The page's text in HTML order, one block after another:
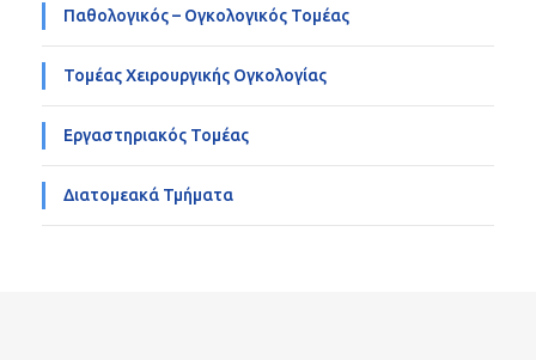
Παθολογικός – Ογκολογικός Τομέας
Τομέας Χειρουργικής Ογκολογίας
Εργαστηριακός Τομέας
Διατομεακά Τμήματα